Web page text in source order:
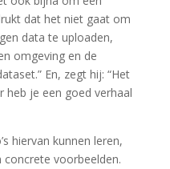
dat het niet gaat om
data te uploaden,
omgeving en de
En, zegt hij: “Het
heb je een goed verhaal
hiervan kunnen leren,
voorbeelden.